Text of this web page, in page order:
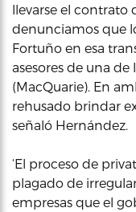
llevarse el contrato
denunciamos que
Fortuño en esa
asesores de una
(MacQuarie). En
rehusado brindar
señaló Hernández.
‘El proceso de
plagado de
empresas que el